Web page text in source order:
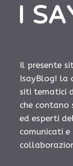
Il presente
IsayBlog! la
siti tematici
che
ed esperti
comunicati e